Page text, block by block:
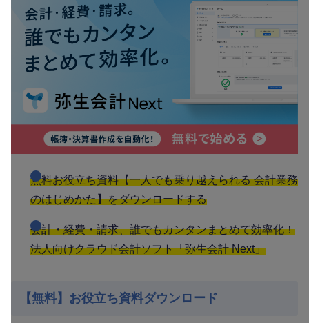
無料お役立ち資料【一人でも乗り越えられる 会計業務
のはじめかた】をダウンロードする
会計・経費・請求、誰でもカンタンまとめて効率化！
法人向けクラウド会計ソフト「弥生会計 Next」
【無料】お役立ち資料ダウンロード